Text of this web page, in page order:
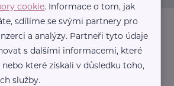
cookie. Informace o tom, jak
sdílíme se svými partnery pro
a analýzy. Partneři tyto údaje
s dalšími informacemi, které
které získali v důsledku toho,
služby.